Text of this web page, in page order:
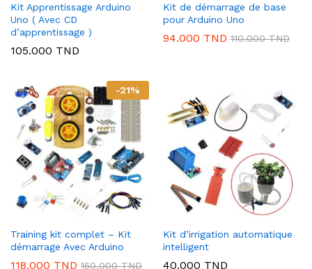
Kit Apprentissage Arduino
Uno ( Avec CD
d’apprentissage )
105.000 TND
Kit de démarrage de base
pour Arduino Uno
94.000 TND 110.000TND
-21%
Training kit complet – Kit
démarrage Avec Arduino
118.000 TND 150.000TND
Kit d’irrigation automatique
intelligent
40.000 TND